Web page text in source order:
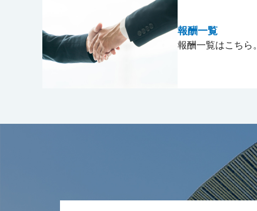
報酬一覧
報酬一覧はこちら。